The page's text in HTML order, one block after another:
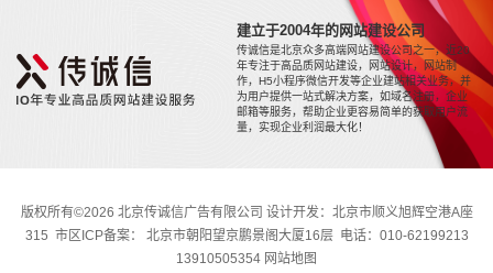
建立于2004年的网站建设公司
传诚信是北京众多高端网站建设公司之一，近20
年专注于高品质网站建设，网站设计，网站制
作，H5小程序微信开发等企业建站相关业务，并
为用户提供一站式解决方案，如域名注册，企业
邮箱等服务，帮助企业更容易简单的获取用户流
量，实现企业利润最大化！
版权所有©2026 北京传诚信广告有限公司 设计开发：北京市顺义旭辉空港A座
315 市区ICP备案： 北京市朝阳望京鹏景阁大厦16层 电话：010-62199213
13910505354 网站地图